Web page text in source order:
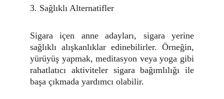
3. Sağlıklı Alternatifler
Sigara içen anne adayları, sigara yerine
sağlıklı alışkanlıklar edinebilirler. Örneğin,
yürüyüş yapmak, meditasyon veya yoga gibi
rahatlatıcı aktiviteler sigara bağımlılığı ile
başa çıkmada yardımcı olabilir.